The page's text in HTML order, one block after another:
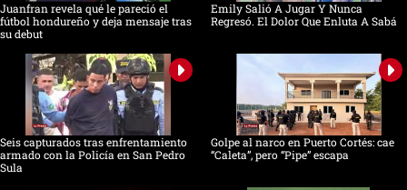
Juanfran revela qué le pareció el
fútbol hondureño y deja mensaje tras
su debut
Emily Salió A Jugar Y Nunca
Regresó. El Dolor Que Enluta A Sabá
Seis capturados tras enfrentamiento
armado con la Policía en San Pedro
Sula
Golpe al narco en Puerto Cortés: cae
“Caleta”, pero “Pipe” escapa